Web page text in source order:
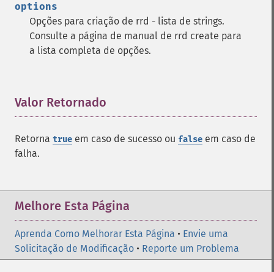
options
Opções para criação de rrd - lista de strings.
Consulte a página de manual de rrd create para
a lista completa de opções.
Valor Retornado
Retorna true em caso de sucesso ou false em caso de
falha.
Melhore Esta Página
Aprenda Como Melhorar Esta Página • Envie uma
Solicitação de Modificação • Reporte um Problema